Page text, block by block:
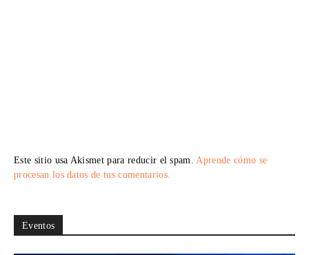
Este sitio usa Akismet para reducir el spam. Aprende cómo se
procesan los datos de tus comentarios.
Eventos